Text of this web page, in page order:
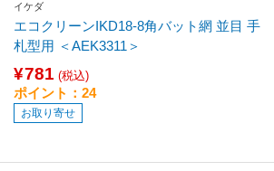
イケダ
エコクリーンIKD18-8角バット網 並目 手
札型用 ＜AEK3311＞
¥781 (税込)
ポイント：24
お取り寄せ